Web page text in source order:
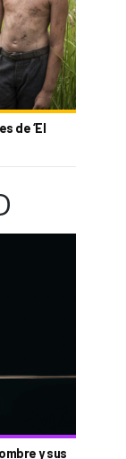
de ‘El
y sus